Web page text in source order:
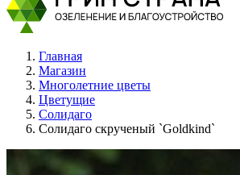
Главная
Магазин
Многолетние цветы
Цветущие
Солидаго
Солидаго скрученый `Goldkind`